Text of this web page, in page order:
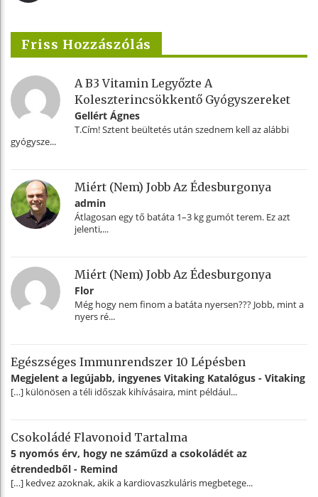
Friss Hozzászólás
A B3 Vitamin Legyőzte A
Koleszterincsökkentő Gyógyszereket
Gellért Ágnes
T.Cím! Sztent beültetés után szednem kell az alábbi
gyógysze...
Miért (nem) Jobb Az Édesburgonya
admin
Átlagosan egy tő batáta 1–3 kg gumót terem. Ez azt
jelenti,...
Miért (nem) Jobb Az Édesburgonya
Flor
Még hogy nem finom a batáta nyersen??? Jobb, mint a
nyers ré...
Egészséges Immunrendszer 10 Lépésben
Megjelent a legújabb, ingyenes Vitaking Katalógus - Vitaking
[…] különösen a téli időszak kihívásaira, mint például...
Csokoládé Flavonoid Tartalma
5 nyomós érv, hogy ne száműzd a csokoládét az
étrendedből - Remind
[…] kedvez azoknak, akik a kardiovaszkuláris megbetege...